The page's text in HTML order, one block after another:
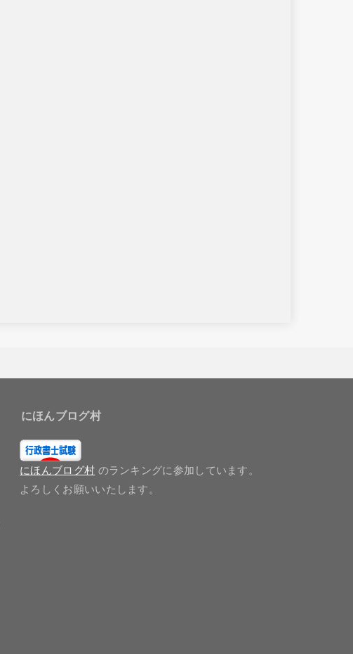
にほんブログ村
にほんブログ村 のランキングに参加しています。
よろしくお願いいたします。